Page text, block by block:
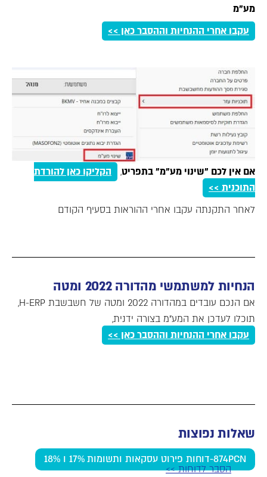
מע"מ
עקבו אחרי ההנחיות וההסבר כאן >>
אם אין לכם "שינוי מע"מ" בתפריט,
הקליקו כאן להורדת
התוכנית >>
לאחר התקנתה עקבו אחרי ההוראות בסעיף הקודם
הנחיות למשתמשי מהדורה 2022 ומטה
אם הנכם עובדים במהדורה 2022 ומטה של חשבשבת H-ERP,
תוכלו לעדכן את המע"מ בצורה ידנית,
עקבו אחרי ההנחיות וההסבר כאן >>
שאלות נפוצות
874PCN-דוחות פירוט עסקאות ותשומות 17% ו 18%
הסבר לדוחות>>